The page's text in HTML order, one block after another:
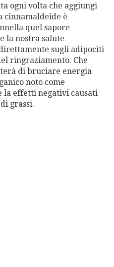
ogni volta che aggiungi
cinnamaldeide è
quel sapore
la nostra salute
sugli adipociti
ringraziamento. Che
di bruciare energia
noto come
la effetti negativi causati
grassi.